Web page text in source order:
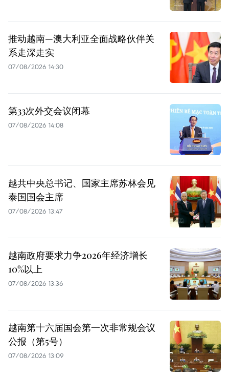
推动越南—澳大利亚全面战略伙伴关
系走深走实
07/08/2026 14:30
第33次外交会议闭幕
07/08/2026 14:08
越共中央总书记、国家主席苏林会见
泰国国会主席
07/08/2026 13:47
越南政府要求力争2026年经济增长
10%以上
07/08/2026 13:36
越南第十六届国会第一次非常规会议
公报（第5号）
07/08/2026 13:09